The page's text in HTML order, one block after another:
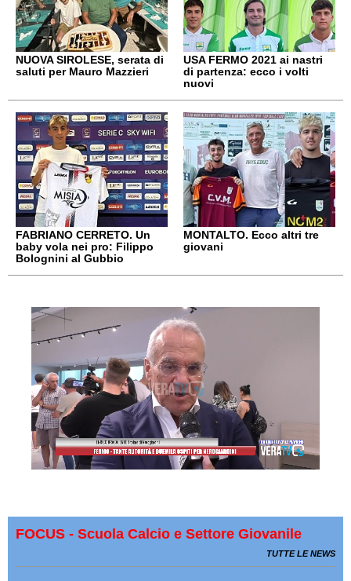
NUOVA SIROLESE, serata di
saluti per Mauro Mazzieri
USA FERMO 2021 ai nastri
di partenza: ecco i volti
nuovi
FABRIANO CERRETO. Un
baby vola nei pro: Filippo
Bolognini al Gubbio
MONTALTO. Ecco altri tre
giovani
FOCUS - Scuola Calcio e Settore Giovanile
TUTTE LE NEWS